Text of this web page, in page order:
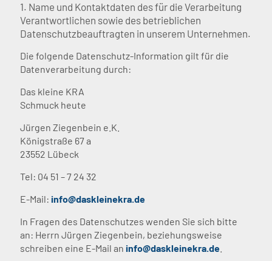
1. Name und Kontaktdaten des für die Verarbeitung
Verantwortlichen sowie des betrieblichen
Datenschutzbeauftragten in unserem Unternehmen.
Die folgende Datenschutz-Information gilt für die
Datenverarbeitung durch:
Das kleine KRA
Schmuck heute
Jürgen Ziegenbein e.K.
Königstraße 67 a
23552 Lübeck
Tel: 04 51 – 7 24 32
E-Mail: info@daskleinekra.de
In Fragen des Datenschutzes wenden Sie sich bitte
an: Herrn Jürgen Ziegenbein, beziehungsweise
schreiben eine E-Mail an info@daskleinekra.de